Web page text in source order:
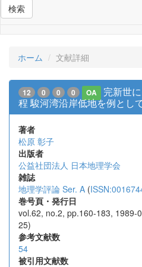
検索
ホーム 文献詳細
12 0 0 0 OA
完新世
程 駿河湾沿岸低地を例とし
著者
松原 彰子
出版者
公益社団法人 日本地理学会
雑誌
地理学評論 Ser. A (
巻号頁・発行日
vol.62, no.2, pp.160-183, 1989-
25)
参考文献数
54
被引用文献数